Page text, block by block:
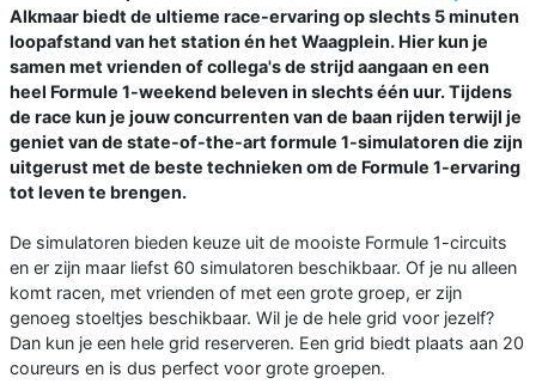
Alkmaar biedt de ultieme race-ervaring op slechts 5 minuten
loopafstand van het station én het Waagplein. Hier kun je
samen met vrienden of collega's de strijd aangaan en een
heel Formule 1-weekend beleven in slechts één uur. Tijdens
de race kun je jouw concurrenten van de baan rijden terwijl je
geniet van de state-of-the-art formule 1-simulatoren die zijn
uitgerust met de beste technieken om de Formule 1-ervaring
tot leven te brengen.
De simulatoren bieden keuze uit de mooiste Formule 1-circuits
en er zijn maar liefst 60 simulatoren beschikbaar. Of je nu alleen
komt racen, met vrienden of met een grote groep, er zijn
genoeg stoeltjes beschikbaar. Wil je de hele grid voor jezelf?
Dan kun je een hele grid reserveren. Een grid biedt plaats aan 20
coureurs en is dus perfect voor grote groepen.